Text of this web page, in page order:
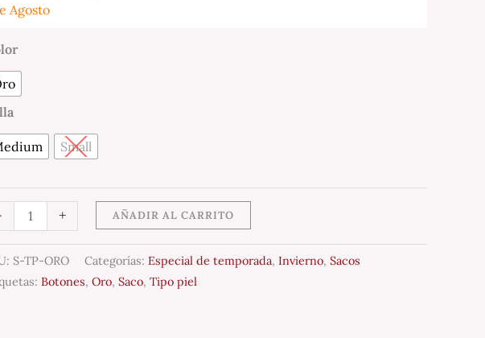
Agosto
Small
+ AÑADIR AL CARRITO
S-TP-ORO Categorías: Especial de temporada, Invierno, Sacos
Botones, Oro, Saco, Tipo piel